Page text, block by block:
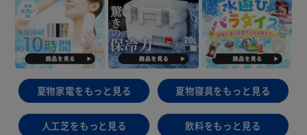
夏物家電をもっと見る 夏物寝具をもっと見る
人工芝をもっと見る 飲料をもっと見る